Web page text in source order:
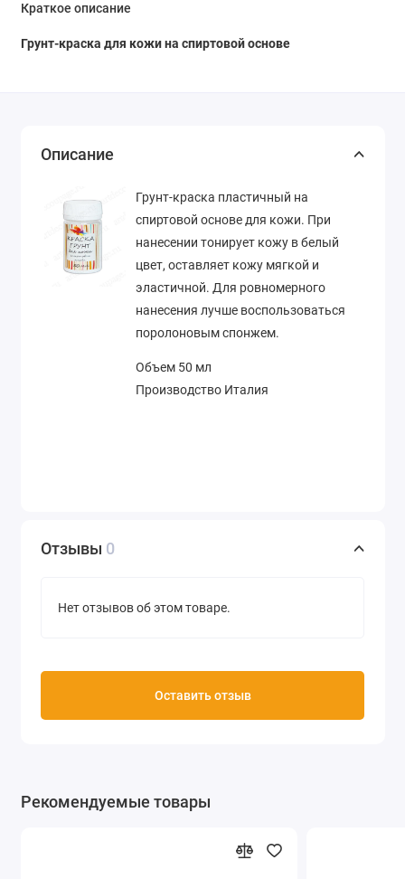
Краткое описание
Грунт-краска для кожи на спиртовой основе
Описание
Грунт-краска пластичный на
спиртовой основе для кожи. При
нанесении тонирует кожу в белый
цвет, оставляет кожу мягкой и
эластичной. Для ровномерного
нанесения лучше воспользоваться
поролоновым спонжем.
Объем 50 мл
Производство Италия
Отзывы 0
Нет отзывов об этом товаре.
Оставить отзыв
Рекомендуемые товары